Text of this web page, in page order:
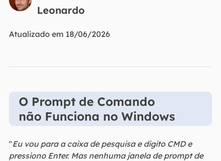
Leonardo
Atualizado em 18/06/2026
O Prompt de Comando
não Funciona no Windows
"Eu vou para a caixa de pesquisa e digito CMD e
pressiono Enter. Mas nenhuma janela de prompt de